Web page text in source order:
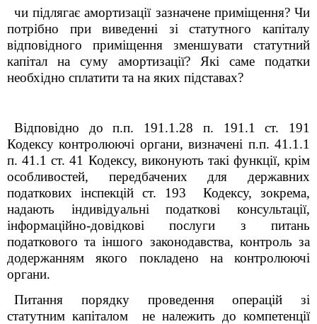
чи підлягає амортизації зазначене приміщення? Чи
потрібно при виведенні зі статутного капіталу
відповідного приміщення зменшувати статутний
капітал на суму амортизації? Які саме податки
необхідно сплатити та на яких підставах?
Відповідно до п.п. 191 .1.28 п. 191 .1 ст. 191
Кодексу контролюючі органи, визначені п.п. 41.1.1
п. 41.1 ст. 41 Кодексу, виконують такі функції, крім
особливостей, передбачених для державних
податкових інспекцій ст. 193 Кодексу, зокрема,
надають індивідуальні податкові консультації,
інформаційно-довідкові послуги з питань
податкового та іншого законодавства, контроль за
додержанням якого покладено на контролюючі
органи.
Питання порядку проведення операцій зі
статутним капіталом не належить до компетенції